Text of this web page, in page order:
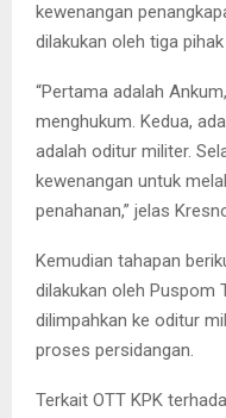
kewenangan
dilakukan oleh tiga pihak
“Pertama adalah
menghukum. Kedua,
adalah oditur militer.
kewenangan untuk
penahanan,” jelas
Kemudian tahapan
dilakukan oleh Puspom
dilimpahkan ke oditur
proses persidangan.
Terkait OTT KPK